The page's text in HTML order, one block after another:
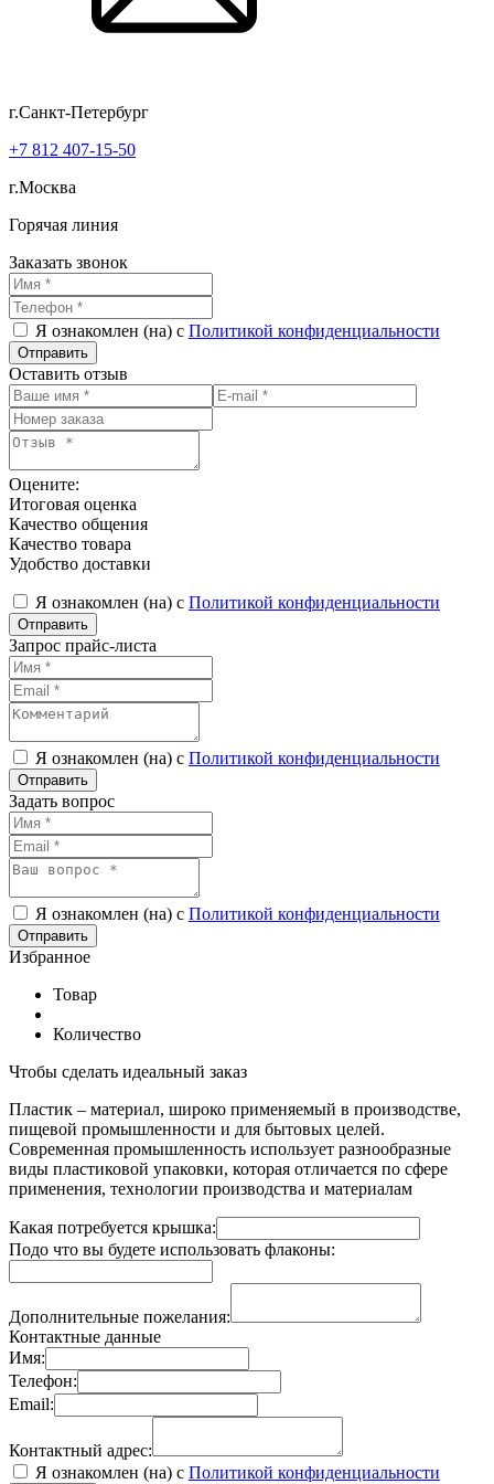
г.Санкт-Петербург
+7 812 407-15-50
г.Москва
Горячая линия
Заказать звонок
Я ознакомлен (на) с Политикой конфиденциальности
Оставить отзыв
Оцените:
Итоговая оценка
Качество общения
Качество товара
Удобство доставки
Я ознакомлен (на) с Политикой конфиденциальности
Запрос прайс-листа
Я ознакомлен (на) с Политикой конфиденциальности
Задать вопрос
Я ознакомлен (на) с Политикой конфиденциальности
Избранное
Товар
Количество
Чтобы сделать идеальный заказ
Пластик – материал, широко применяемый в производстве,
пищевой промышленности и для бытовых целей.
Современная промышленность использует разнообразные
виды пластиковой упаковки, которая отличается по сфере
применения, технологии производства и материалам
Какая потребуется крышка:
Подо что вы будете использовать флаконы:
Дополнительные пожелания:
Контактные данные
Имя:
Телефон:
Email:
Контактный адрес:
Я ознакомлен (на) с Политикой конфиденциальности